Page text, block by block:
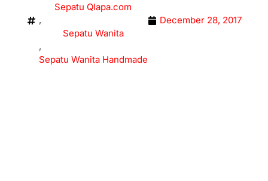
Sepatu Qlapa.com
,
Sepatu Wanita
,
Sepatu Wanita Handmade
December 28, 2017